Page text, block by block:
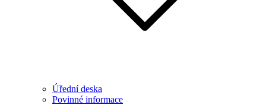
Úřední deska
Povinné informace